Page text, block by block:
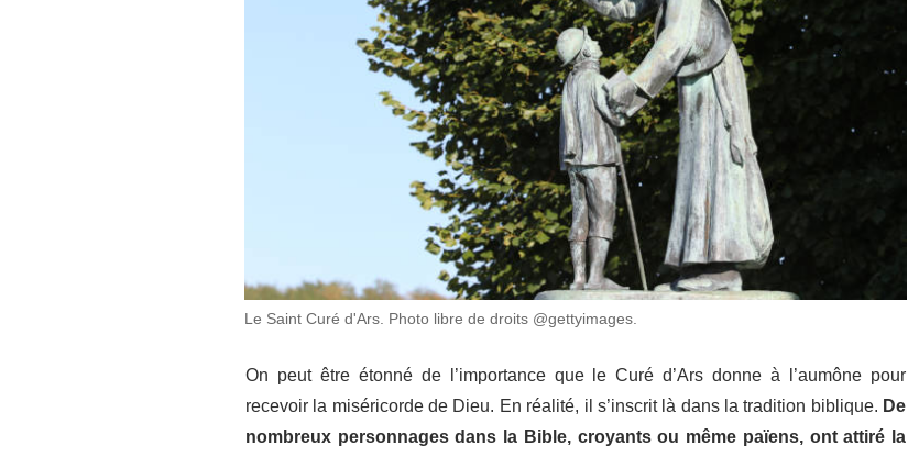
Le Saint Curé d'Ars. Photo libre de droits @gettyimages.
On peut être étonné de l’importance que le Curé d’Ars donne à l’aumône pour
recevoir la miséricorde de Dieu. En réalité, il s’inscrit là dans la tradition biblique. De
nombreux personnages dans la Bible, croyants ou même païens, ont attiré la